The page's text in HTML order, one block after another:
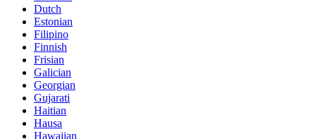
Dutch
Estonian
Filipino
Finnish
Frisian
Galician
Georgian
Gujarati
Haitian
Hausa
Hawaiian